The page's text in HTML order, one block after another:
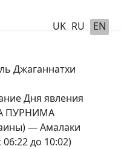
UK RU EN
Джаганнатхи
Дня явления
ПУРНИМА
— Амалаки
до 10:02)